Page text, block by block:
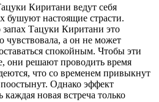
Киритани ведут себя
бушуют настоящие страсти.
Тацуки Киритани это
чувствовала, а он не может
спокойным. Чтобы эти
они решают проводить время
что со временем привыкнут
Однако эффект
новая встреча только